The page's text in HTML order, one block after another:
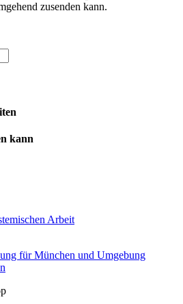
zusenden kann.
kann
Arbeit
für München und Umgebung